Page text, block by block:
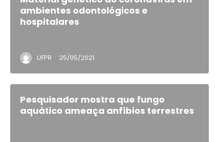
ambientes odontológicos e
hospitalares
UFPR · 25/05/2021
Pesquisador mostra que fungo
aquático ameaça anfíbios terrestres